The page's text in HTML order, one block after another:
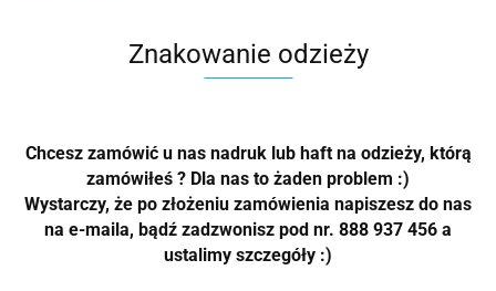
Znakowanie odzieży
Chcesz zamówić u nas nadruk lub haft na odzieży, którą
zamówiłeś ? Dla nas to żaden problem :)
Wystarczy, że po złożeniu zamówienia napiszesz do nas
na e-maila, bądź zadzwonisz pod nr. 888 937 456 a
ustalimy szczegóły :)